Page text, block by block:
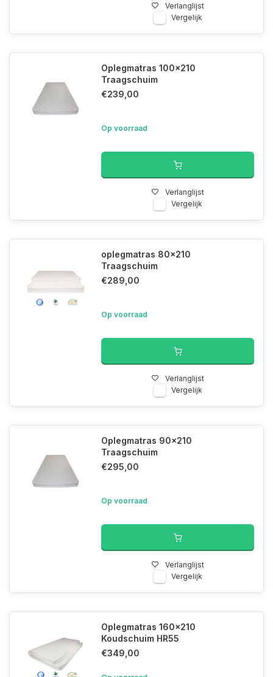
Verlanglijst
Vergelijk
Oplegmatras 100x210
Traagschuim
€239,00
Op voorraad
Verlanglijst
Vergelijk
oplegmatras 80x210
Traagschuim
€289,00
Op voorraad
Verlanglijst
Vergelijk
Oplegmatras 90x210
Traagschuim
€295,00
Op voorraad
Verlanglijst
Vergelijk
Oplegmatras 160x210
Koudschuim HR55
€349,00